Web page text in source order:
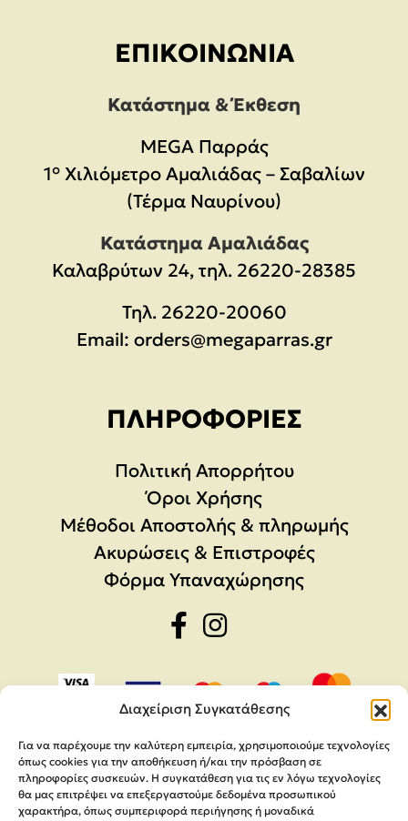
Διαχείριση Συγκατάθεσης
Για να παρέχουμε την καλύτερη εμπειρία, χρησιμοποιούμε τεχνολογίες
όπως cookies για την αποθήκευση ή/και την πρόσβαση σε
πληροφορίες συσκευών. Η συγκατάθεση για τις εν λόγω τεχνολογίες
θα μας επιτρέψει να επεξεργαστούμε δεδομένα προσωπικού
χαρακτήρα, όπως συμπεριφορά περιήγησης ή μοναδικά
ΕΠΙΚΟΙΝΩΝΊΑ
Κατάστημα & Έκθεση
MEGA Παρράς
1° Χιλιόμετρο Αμαλιάδας – Σαβαλίων
(Τέρμα Ναυρίνου)
Κατάστημα Αμαλιάδας
Καλαβρύτων 24, τηλ. 26220-28385
Τηλ. 26220-20060
Email: orders@megaparras.gr
ΠΛΗΡΟΦΟΡΊΕΣ
Πολιτική Απορρήτου
Όροι Χρήσης
Μέθοδοι Αποστολής & πληρωμής
Ακυρώσεις & Επιστροφές
Φόρμα Υπαναχώρησης